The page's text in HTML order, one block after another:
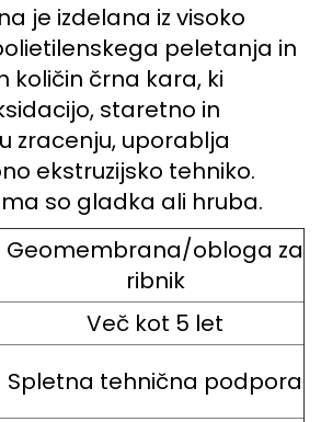
je izdelana iz visoko
peletanja in
količin črna kara, ki
staretno in
zracenju, uporablja
ekstruzijsko tehniko.
so gladka ali hruba.
Geomembrana/obloga za
ribnik
Več kot 5 let
Spletna tehnična podpora